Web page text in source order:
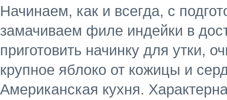
Начинаем, как и всегда, с
замачиваем филе индейки в
приготовить начинку для утки,
крупное яблоко от кожицы и
Американская кухня.